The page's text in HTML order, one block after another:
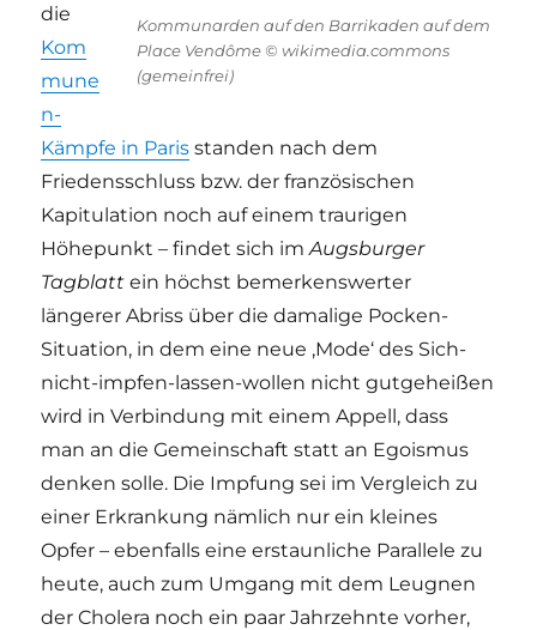
Kommunarden auf den Barrikaden auf dem
Place Vendôme © wikimedia.commons
(gemeinfrei)
die
Kom
mune
n-
Kämpfe in Paris standen nach dem
Friedensschluss bzw. der französischen
Kapitulation noch auf einem traurigen
Höhepunkt – findet sich imAugsburger
Tagblatt ein höchst bemerkenswerter
längerer Abriss über die damalige Pocken-
Situation, in dem eine neue ‚Mode‘ des Sich-
nicht-impfen-lassen-wollen nicht gutgeheißen
wird in Verbindung mit einem Appell, dass
man an die Gemeinschaft statt an Egoismus
denken solle. Die Impfung sei im Vergleich zu
einer Erkrankung nämlich nur ein kleines
Opfer – ebenfalls eine erstaunliche Parallele zu
heute, auch zum Umgang mit dem Leugnen
der Cholera noch ein paar Jahrzehnte vorher,